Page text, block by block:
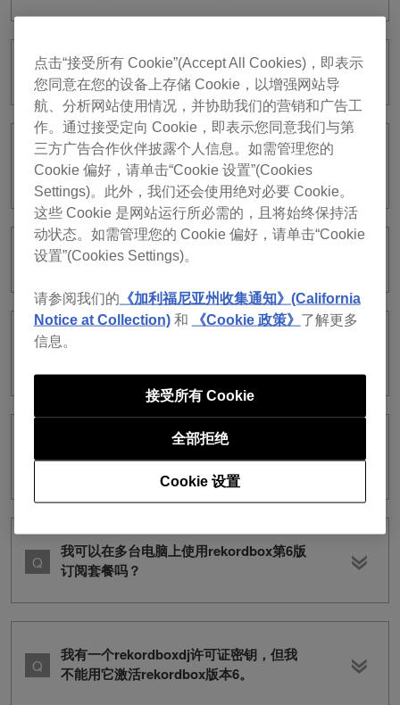
我怎样才能为我的订阅套餐换信用卡？
我订阅了rekordbox第5版。我可以继续使
用版本5吗？
我的信用卡被拒绝了。
我可以在Free plan中使用
我订阅了rekordbox第5版。我想订阅版本
5和版本6。我该怎么做？
我可以在多台电脑上使用rekordbox第6版
订阅套餐吗？
我有一个rekordboxdj许可证密钥，但我
不能用它激活rekordbox版本6。
点击“接受所有 Cookie”(Accept All Cookies)，即表示
您同意在您的设备上存储 Cookie，以增强网站导
航、分析网站使用情况，并协助我们的营销和广告工
作。通过接受定向 Cookie，即表示您同意我们与第
三方广告合作伙伴披露个人信息。如需管理您的
Cookie 偏好，请单击“Cookie 设置”(Cookies
Settings)。此外，我们还会使用绝对必要 Cookie。
这些 Cookie 是网站运行所必需的，且将始终保持活
动状态。如需管理您的 Cookie 偏好，请单击“Cookie
设置”(Cookies Settings)。
请参阅我们的 《加利福尼亚州收集通知》(California
Notice at Collection)和 《Cookie 政策》 了解更多
信息。
Cookie 设置
全部拒绝
接受所有 Cookie